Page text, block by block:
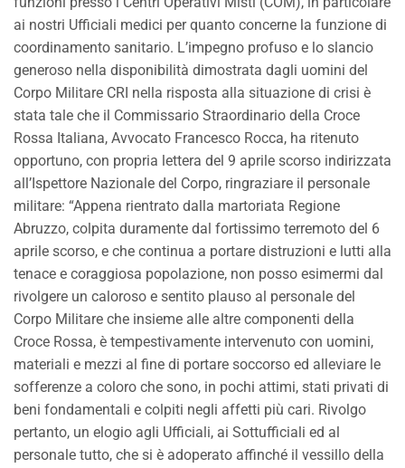
ai nostri Ufficiali medici per quanto concerne la funzione di
coordinamento sanitario. L’impegno profuso e lo slancio
generoso nella disponibilità dimostrata dagli uomini del
Corpo Militare CRI nella risposta alla situazione di crisi è
stata tale che il Commissario Straordinario della Croce
Rossa Italiana, Avvocato Francesco Rocca, ha ritenuto
opportuno, con propria lettera del 9 aprile scorso indirizzata
all’Ispettore Nazionale del Corpo, ringraziare il personale
militare: “Appena rientrato dalla martoriata Regione
Abruzzo, colpita duramente dal fortissimo terremoto del 6
aprile scorso, e che continua a portare distruzioni e lutti alla
tenace e coraggiosa popolazione, non posso esimermi dal
rivolgere un caloroso e sentito plauso al personale del
Corpo Militare che insieme alle altre componenti della
Croce Rossa, è tempestivamente intervenuto con uomini,
materiali e mezzi al fine di portare soccorso ed alleviare le
sofferenze a coloro che sono, in pochi attimi, stati privati di
beni fondamentali e colpiti negli affetti più cari. Rivolgo
pertanto, un elogio agli Ufficiali, ai Sottufficiali ed al
personale tutto, che si è adoperato affinché il vessillo della